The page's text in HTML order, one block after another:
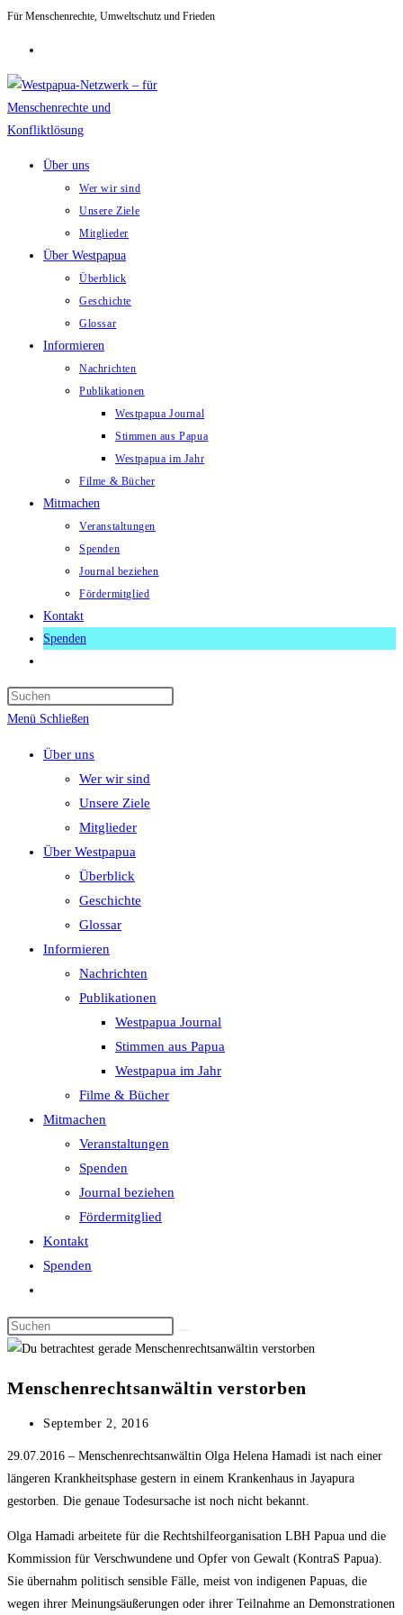
Zum
Für Menschenrechte, Umweltschutz und Frieden
Über uns
Wer wir sind
Unsere Ziele
Mitglieder
Über Westpapua
Überblick
Geschichte
Glossar
Informieren
Nachrichten
Publikationen
Westpapua Journal
Stimmen aus Papua
Westpapua im Jahr
Filme & Bücher
Mitmachen
Veranstaltungen
Spenden
Journal beziehen
Fördermitglied
Kontakt
Spenden
umschalten
Menü Schließen
Über uns
Wer wir sind
Unsere Ziele
Mitglieder
Über Westpapua
Überblick
Geschichte
Glossar
Informieren
Nachrichten
Publikationen
Westpapua Journal
Stimmen aus Papua
Westpapua im Jahr
Filme & Bücher
Mitmachen
Veranstaltungen
Spenden
Journal beziehen
Fördermitglied
Kontakt
Spenden
umschalten
Diese
Website
Menschenrechtsanwältin verstorben
Beitrag
September 2, 2016
29.07.2016 – Menschenrechtsanwältin Olga Helena Hamadi ist nach einer
längeren Krankheitsphase gestern in einem Krankenhaus in Jayapura
gestorben. Die genaue Todesursache ist noch nicht bekannt.
Olga Hamadi arbeitete für die Rechtshilfeorganisation LBH Papua und die
Kommission für Verschwundene und Opfer von Gewalt (KontraS Papua).
Sie übernahm politisch sensible Fälle, meist von indigenen Papuas, die
wegen ihrer Meinungsäußerungen oder ihrer Teilnahme an Demonstrationen